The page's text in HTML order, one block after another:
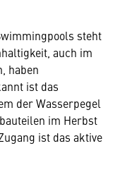
steht
auch im
haben
ist das
der Wasserpegel
im Herbst
ist das aktive